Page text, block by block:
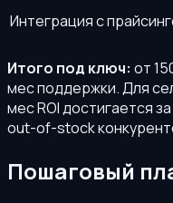
Интеграция с
Итого под ключ: от
мес поддержки. Для
мес ROI достигается
out-of-stock
Пошаговый